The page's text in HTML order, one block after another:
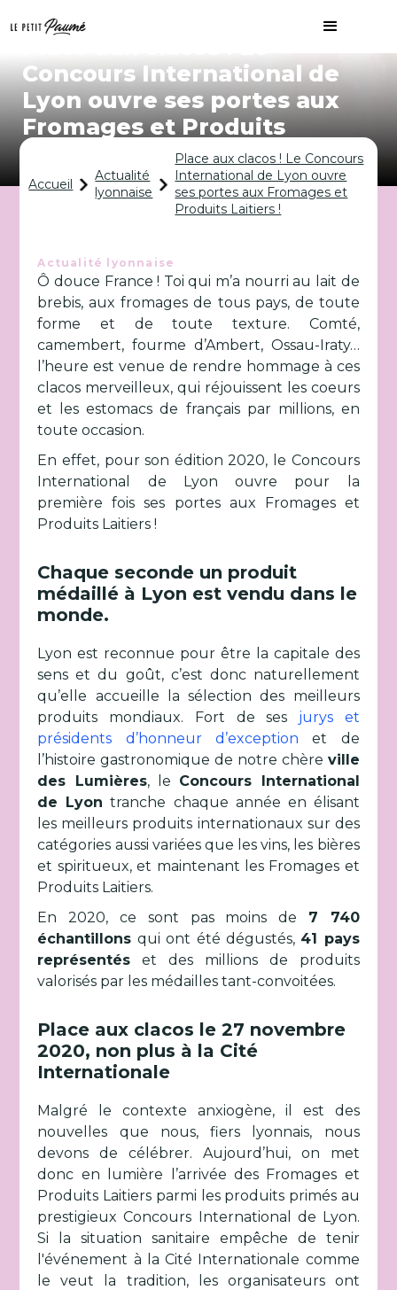
Concours International de
Lyon ouvre ses portes aux
Fromages et Produits
Accueil
Actualité
lyonnaise
Place aux clacos ! Le Concours
International de Lyon ouvre
ses portes aux Fromages et
Produits Laitiers !
Actualité lyonnaise
Ô douce France ! Toi qui m’a nourri au lait de
brebis, aux fromages de tous pays, de toute
forme et de toute texture. Comté,
camembert, fourme d’Ambert, Ossau-Iraty…
l’heure est venue de rendre hommage à ces
clacos merveilleux, qui réjouissent les coeurs
et les estomacs de français par millions, en
toute occasion.
En effet, pour son édition 2020, le Concours
International de Lyon ouvre pour la
première fois ses portes aux Fromages et
Produits Laitiers !
Chaque seconde un produit
médaillé à Lyon est vendu dans le
monde.
Lyon est reconnue pour être la capitale des
sens et du goût, c’est donc naturellement
qu’elle accueille la sélection des meilleurs
produits mondiaux. Fort de ses jurys et
présidents d’honneur d’exception et de
l’histoire gastronomique de notre chère ville
des Lumières, le Concours International
de Lyon tranche chaque année en élisant
les meilleurs produits internationaux sur des
catégories aussi variées que les vins, les bières
et spiritueux, et maintenant les Fromages et
Produits Laitiers.
En 2020, ce sont pas moins de 7 740
échantillons qui ont été dégustés, 41 pays
représentés et des millions de produits
valorisés par les médailles tant-convoitées.
Place aux clacos le 27 novembre
2020, non plus à la Cité
Internationale
Malgré le contexte anxiogène, il est des
nouvelles que nous, fiers lyonnais, nous
devons de célébrer. Aujourd’hui, on met
donc en lumière l’arrivée des Fromages et
Produits Laitiers parmi les produits primés au
prestigieux Concours International de Lyon.
Si la situation sanitaire empêche de tenir
l'événement à la Cité Internationale comme
le veut la tradition, les organisateurs ont